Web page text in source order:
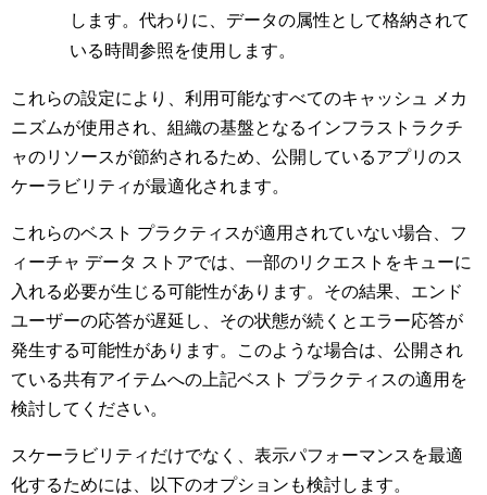
します。代わりに、データの属性として格納されて
いる時間参照を使用します。
これらの設定により、利用可能なすべてのキャッシュ メカ
ニズムが使用され、組織の基盤となるインフラストラクチ
ャのリソースが節約されるため、公開しているアプリのス
ケーラビリティが最適化されます。
これらのベスト プラクティスが適用されていない場合、フ
ィーチャ データ ストアでは、一部のリクエストをキューに
入れる必要が生じる可能性があります。その結果、エンド
ユーザーの応答が遅延し、その状態が続くとエラー応答が
発生する可能性があります。このような場合は、公開され
ている共有アイテムへの上記ベスト プラクティスの適用を
検討してください。
スケーラビリティだけでなく、表示パフォーマンスを最適
化するためには、以下のオプションも検討します。